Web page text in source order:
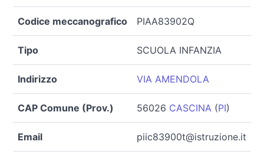
Codice meccanografico PIAA83902Q
Tipo SCUOLA INFANZIA
Indirizzo VIA AMENDOLA
CAP Comune (Prov.) 56026 CASCINA (PI)
Email piic83900t@istruzione.it